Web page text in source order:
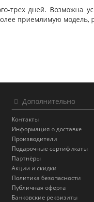
трех дней. Возможна
приемлимую модель,
Дополнительно
Контакты
Информация о доставке
Производители
Подарочные сертификаты
Партнёры
Акции и скидки
Политика безопасности
Публичная оферта
Банковские реквизиты